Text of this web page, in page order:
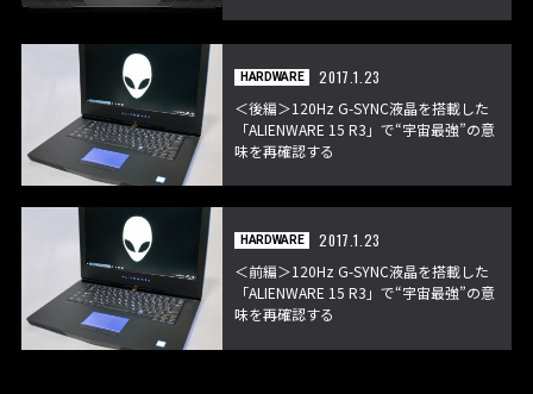
HARDWARE
2017.1.23
＜後編＞120Hz G-SYNC液晶を搭載した
「ALIENWARE 15 R3」で“宇宙最強”の意
味を再確認する
HARDWARE
2017.1.23
＜前編＞120Hz G-SYNC液晶を搭載した
「ALIENWARE 15 R3」で“宇宙最強”の意
味を再確認する